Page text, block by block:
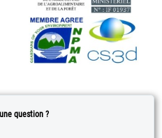
question ?